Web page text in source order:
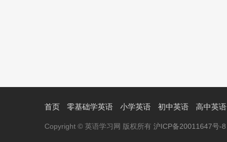
首页 零基础学英语 小学英语 初中英语 高中英语
Copyright © 英语学习网 版权所有 沪ICP备20011647号-8